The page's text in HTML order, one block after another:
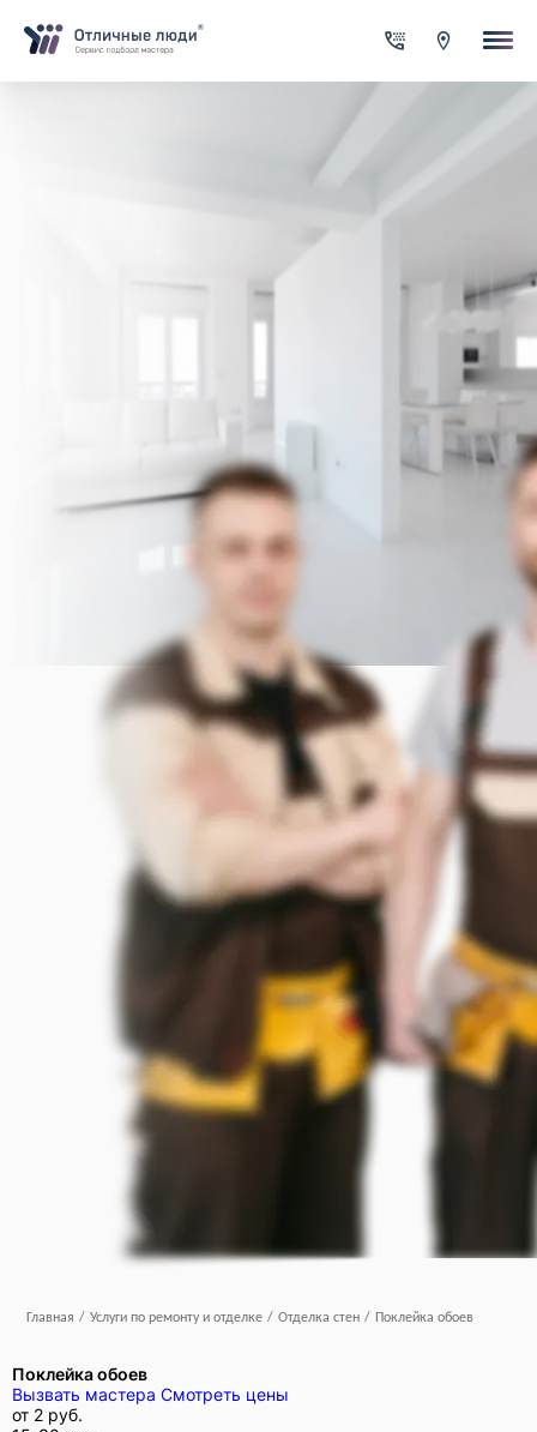
Главная / Услуги по ремонту и отделке / Отделка стен / Поклейка обоев
Поклейка обоев
Вызвать мастера Смотреть цены
от 2 руб.
За каждый оформленный заказ вы получаете Cash-back на
счет
Опишите задачу
Прикрепить фото (до 5 шт.)
(Подсказка: фото помогут мастеру
точнее оценить задачу)
Заказать
обработки данных